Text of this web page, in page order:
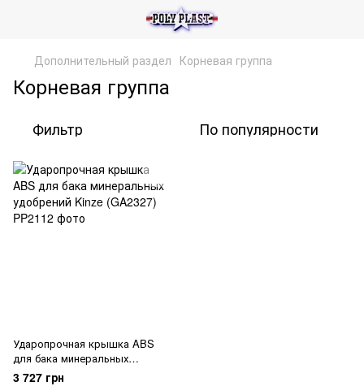
Дополнительный раздел Корневая группа
Корневая группа
Фильтр По популярности
Ударопрочная крышка ABS
для бака минеральных
удобрений Kinze (GA2327)
3 727 грн